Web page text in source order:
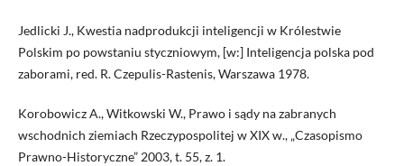
Jedlicki J., Kwestia nadprodukcji inteligencji w Królestwie
Polskim po powstaniu styczniowym, [w:] Inteligencja polska pod
zaborami, red. R. Czepulis-Rastenis, Warszawa 1978.
Korobowicz A., Witkowski W., Prawo i sądy na zabranych
wschodnich ziemiach Rzeczypospolitej w XIX w., „Czasopismo
Prawno-Historyczne” 2003, t. 55, z. 1.